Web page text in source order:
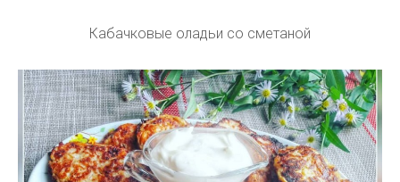
Кабачковые оладьи со сметаной